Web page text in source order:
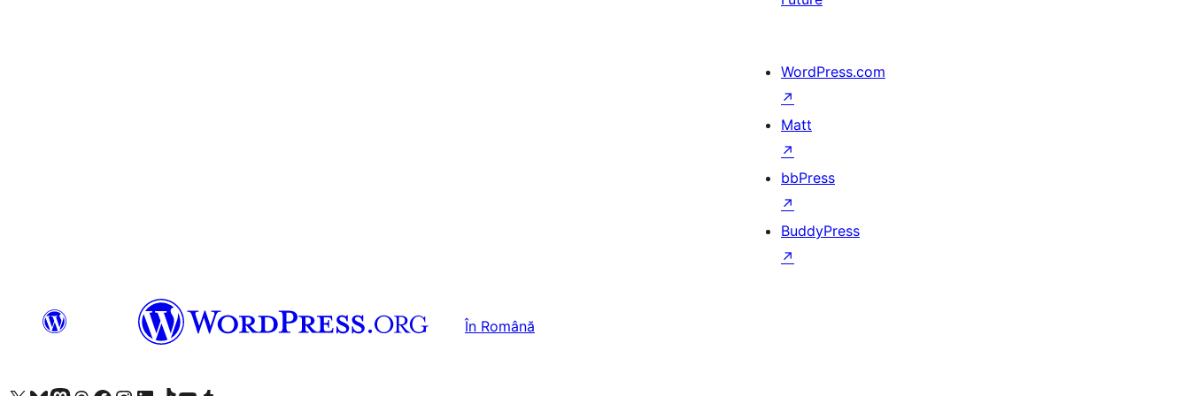
WordPress.com
↗
Matt
↗
bbPress
↗
BuddyPress
↗
În Română